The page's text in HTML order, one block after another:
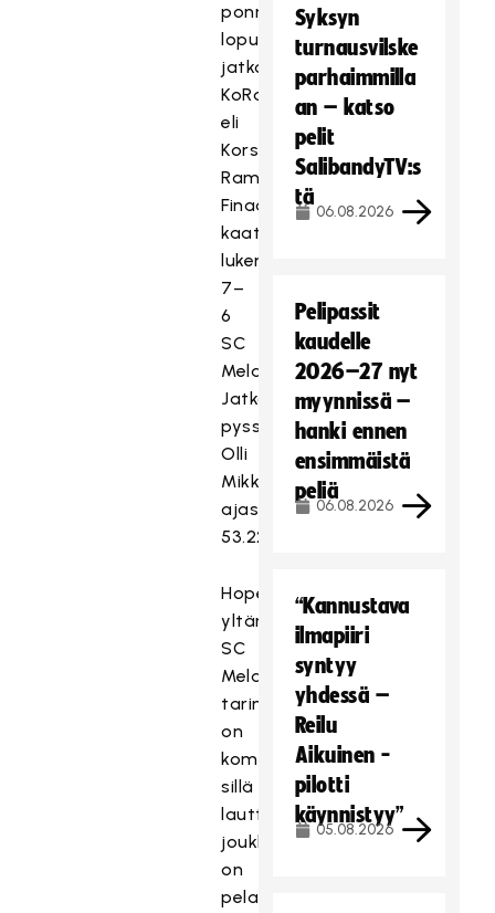
ponnisti
lopulta
jatkoaikaratkaisulla
KoRa
eli
Korson
Rambot.
Finaalissa
kaatui
lukemin
7–
6
SC
Mela.
Jatkoaikaratkaisun
pyssytti
Olli
Mikkonen
ajassa
53.22.
Hopealle
yltäneen
SC
Melan
tarina
on
komea,
sillä
lauttasaarelainen
joukkue
on
pelannut
Syksyn
turnausvilske
parhaimmilla
an – katso
pelit
SalibandyTV:s
tä
06.08.2026
Pelipassit
kaudelle
2026–27 nyt
myynnissä –
hanki ennen
ensimmäistä
peliä
06.08.2026
“Kannustava
ilmapiiri
syntyy
yhdessä –
Reilu
Aikuinen -
pilotti
käynnistyy”
05.08.2026